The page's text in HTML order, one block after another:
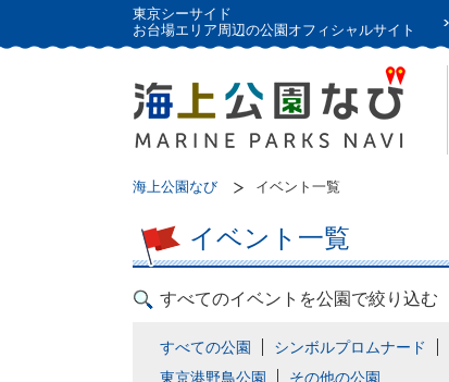
東京シーサイド
お台場エリア周辺の公園オフィシャルサイト
海上公園なび イベント一覧
イベント一覧
すべてのイベントを公園で絞り込む
すべての公園 シンボルプロムナード
東京港野鳥公園
その他の公園